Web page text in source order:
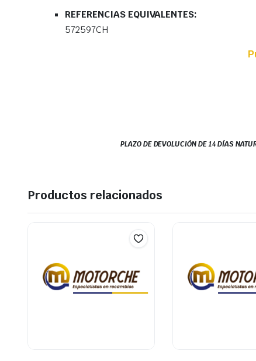
REFERENCIAS EQUIVALENTES:
572597CH
PLAZO DE DEVOLUCIÓN DE 14 DÍAS
Productos relacionados